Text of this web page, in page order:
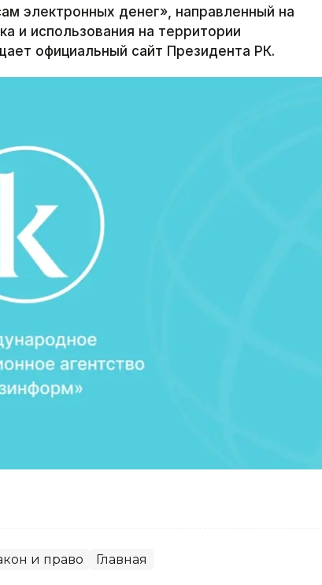
электронных денег», направленный на
и использования на территории
официальный сайт Президента РК.
и право Главная